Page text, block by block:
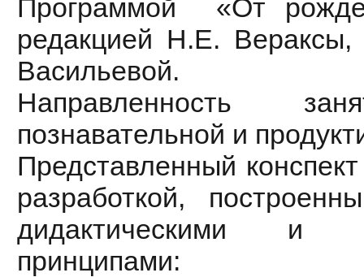
Программой «От
редакцией Н.Е.
Васильевой.
Направленность
познавательной и
Представленный
разработкой,
дидактическими и
принципами: